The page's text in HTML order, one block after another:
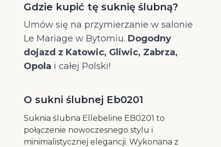
Gdzie kupić tę suknię ślubną?
Umów się na przymierzanie w salonie
Le Mariage w Bytomiu. Dogodny
dojazd z Katowic, Gliwic, Zabrza,
Opola i całej Polski!
O sukni ślubnej Eb0201
Suknia ślubna Ellebeline EB0201 to
połączenie nowoczesnego stylu i
minimalistycznej elegancji. Wykonana z